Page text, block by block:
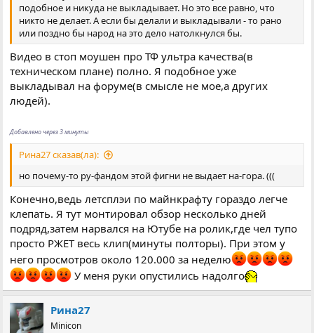
подобное и никуда не выкладывает. Но это все равно, что
никто не делает. А если бы делали и выкладывали - то рано
или поздно бы народ на это дело натолкнулся бы.
Видео в стоп моушен про ТФ ультра качества(в
техническом плане) полно. Я подобное уже
выкладывал на форуме(в смысле не мое,а других
людей).
Добавлено через 3 минуты
Рина27 сказав(ла):
но почему-то ру-фандом этой фигни не выдает на-гора. (((
Конечно,ведь летсплэи по майнкрафту гораздо легче
клепать. Я тут монтировал обзор несколько дней
подряд,затем нарвался на Ютубе на ролик,где чел тупо
просто РЖЕТ весь клип(минуты полторы). При этом у
него просмотров около 120.000 за неделю
У меня руки опустились надолго
Рина27
Minicon